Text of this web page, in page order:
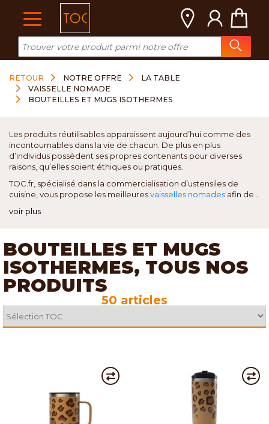
RETOUR NOTRE OFFRE
LA TABLE
VAISSELLE NOMADE
BOUTEILLES ET MUGS ISOTHERMES
Les produits réutilisables apparaissent aujourd’hui comme des
incontournables dans la vie de chacun. De plus en plus
d’individus possèdent ses propres contenants pour diverses
raisons, qu’elles soient éthiques ou pratiques.
TOC.fr, spécialisé dans la commercialisation d’ustensiles de
cuisine, vous propose les meilleuresvaisselles nomades afin de...
voir plus
BOUTEILLES ET MUGS
ISOTHERMES, TOUS NOS
PRODUITS
50 articles
Cookies management panel